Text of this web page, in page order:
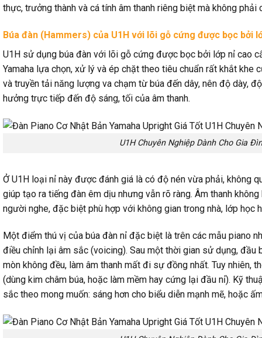
thực, trưởng thành và cá tính âm thanh riêng biệt mà không phải
Búa đàn (Hammers) của U1H với lõi gỗ cứng được bọc bởi
U1H sử dụng búa đàn với lõi gỗ cứng được bọc bởi lớp nỉ cao
Yamaha lựa chọn, xử lý và ép chặt theo tiêu chuẩn rất khắt khe
và truyền tải năng lượng va chạm từ búa đến dây, nên độ dày,
hưởng trực tiếp đến độ sáng, tối của âm thanh.
U1H Chuyên Nghiệp Dành Cho Gia
Ở U1H loại nỉ này được đánh giá là có độ nén vừa phải, không
giúp tạo ra tiếng đàn êm dịu nhưng vẫn rõ ràng. Âm thanh
người nghe, đặc biệt phù hợp với không gian trong nhà, lớp học
Một điểm thú vị của búa đàn nỉ đặc biệt là trên các mẫu piano
điều chỉnh lại âm sắc (voicing). Sau một thời gian sử dụng, đầu
mòn không đều, làm âm thanh mất đi sự đồng nhất. Tuy nhiên,
(dùng kim châm búa, hoặc làm mềm hay cứng lại đầu nỉ). Kỹ
sắc theo mong muốn: sáng hơn cho biểu diễn mạnh mẽ, hoặc